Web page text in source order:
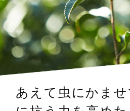
あえて虫にかま